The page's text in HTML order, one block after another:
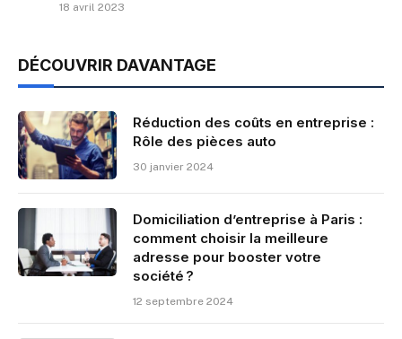
18 avril 2023
DÉCOUVRIR DAVANTAGE
Réduction des coûts en entreprise :
Rôle des pièces auto
30 janvier 2024
Domiciliation d’entreprise à Paris :
comment choisir la meilleure
adresse pour booster votre
société ?
12 septembre 2024